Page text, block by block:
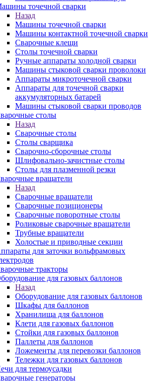
точечной сварки
Назад
Машины точечной сварки
Машины контактной точечной сварки
Сварочные клещи
Столы точечной сварки
Ручные аппараты холодной сварки
Машины стыковой сварки проволоки
Аппараты микроточечной сварки
Аппараты для точечной сварки
аккумуляторных батарей
Машины стыковой сварки проводов
столы
Назад
Сварочные столы
Столы сварщика
Сварочно-сборочные столы
Шлифовально-зачистные столы
Столы для плазменной резки
вращатели
Назад
Сварочные вращатели
Сварочные позиционеры
Сварочные поворотные столы
Роликовые сварочные вращатели
Трубные вращатели
Холостые и приводные секции
для заточки вольфрамовых
тракторы
для газовых баллонов
Назад
Оборудование для газовых баллонов
Шкафы для баллонов
Хранилища для баллонов
Клети для газовых баллонов
Стойки для газовых баллонов
Паллеты для баллонов
Ложементы для перевозки баллонов
Тележки для газовых баллонов
для термоусадки
генераторы